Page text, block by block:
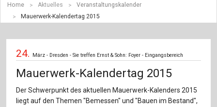
Aktuelles
Angebote
Fachgebiete
Home Aktuelles
Veranstaltungskalender
Mauerwerk-Kalendertag 2015
24. März - Dresden - Sie treffen Ernst & Sohn: Foyer - Eingangsbereich
Mauerwerk-Kalendertag 2015
Der Schwerpunkt des aktuellen Mauerwerk-Kalenders 2015
liegt auf den Themen "Bemessen" und "Bauen im Bestand",